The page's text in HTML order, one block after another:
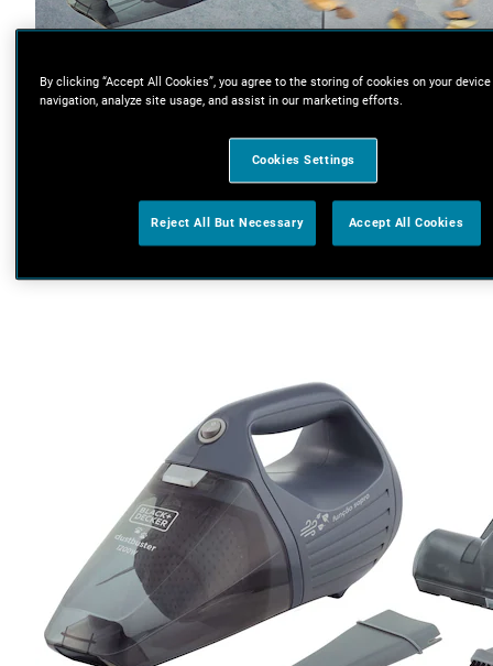
By clicking “Accept All Cookies”, you agree to the storing of cookies on your
navigation, analyze site usage, and assist in our marketing efforts.
Cookies Settings
Reject All But Necessary Accept All Cookies